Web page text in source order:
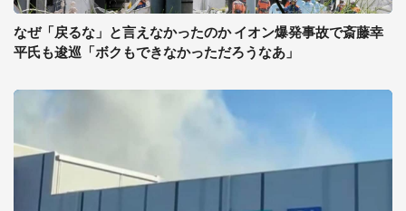
なぜ「戻るな」と言えなかったのか イオン爆発事故で斎藤幸
平氏も逡巡「ボクもできなかっただろうなあ」